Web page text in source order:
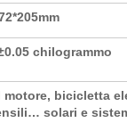
chilogrammo
motore, bicicletta
solari e